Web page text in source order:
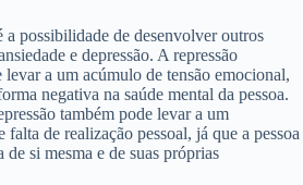
possibilidade de desenvolver outros
e depressão. A repressão
levar a um acúmulo de tensão emocional,
negativa na saúde mental da pessoa.
também pode levar a um
falta de realização pessoal, já que a pessoa
de si mesma e de suas próprias